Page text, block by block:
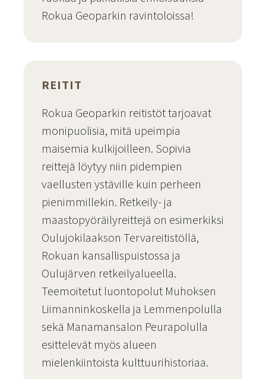
Rokua Geoparkin ravintoloissa!
REITIT
Rokua Geoparkin reitistöt tarjoavat
monipuolisia, mitä upeimpia
maisemia kulkijoilleen. Sopivia
reittejä löytyy niin pidempien
vaellusten ystäville kuin perheen
pienimmillekin. Retkeily- ja
maastopyöräilyreittejä on esimerkiksi
Oulujokilaakson Tervareitistöllä,
Rokuan kansallispuistossa ja
Oulujärven retkeilyalueella.
Teemoitetut luontopolut Muhoksen
Liimanninkoskella ja Lemmenpolulla
sekä Manamansalon Peurapolulla
esittelevät myös alueen
mielenkiintoista kulttuurihistoriaa.